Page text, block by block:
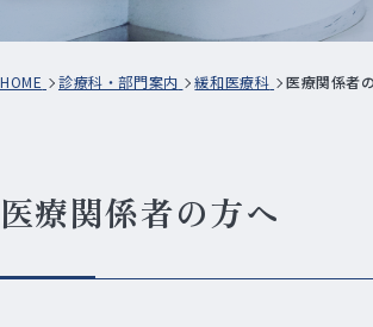
HOME 診療科・部門案内 緩和医療科 医療関係者
医療関係者の方へ